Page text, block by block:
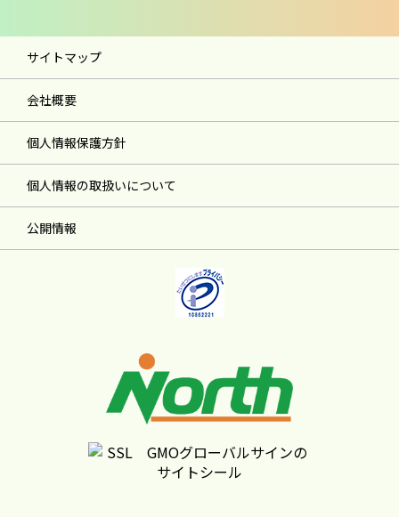
サイトマップ
会社概要
個人情報保護方針
個人情報の取扱いについて
公開情報